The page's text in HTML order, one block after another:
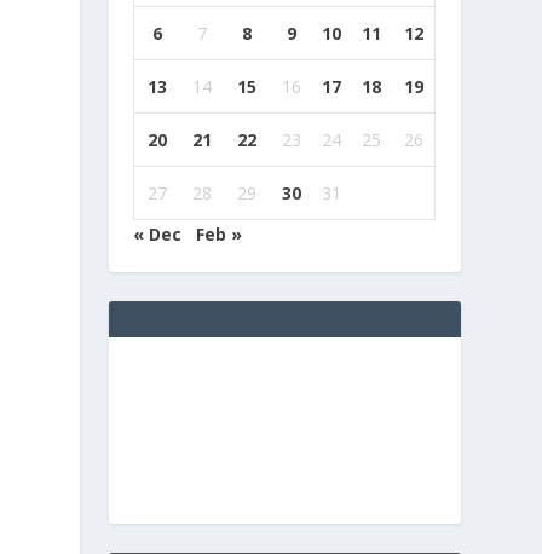
6 7 8 9 10 11 12
13 14 15 16 17 18 19
20 21 22 23 24 25 26
27 28 29 30
31
« Dec
Feb »